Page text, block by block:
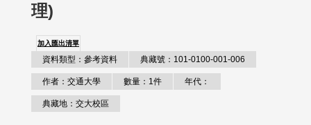
理)
加入匯出清單
資料類型：參考資料 典藏號：101-0100-001-006
作者：交通大學 數量：1件 年代：
典藏地：交大校區